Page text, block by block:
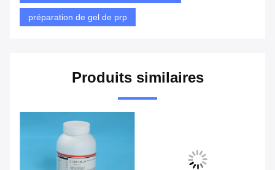
préparation de gel de prp
Produits similaires